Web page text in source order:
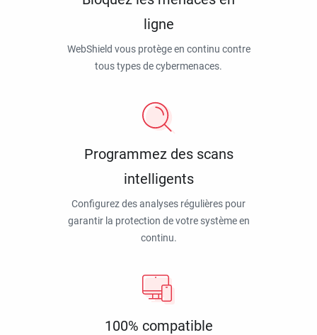
ligne
WebShield vous protège en continu contre
tous types de cybermenaces.
Programmez des scans
intelligents
Configurez des analyses régulières pour
garantir la protection de votre système en
continu.
100% compatible